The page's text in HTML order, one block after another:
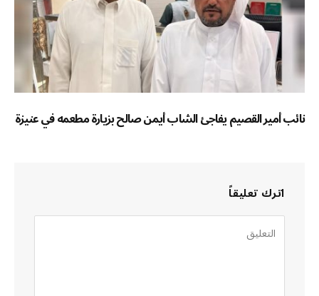
نائب أمير القصيم يفاجئ الشاب أيمن صالح بزيارة مطعمه في عنيزة
اترك تعليقاً